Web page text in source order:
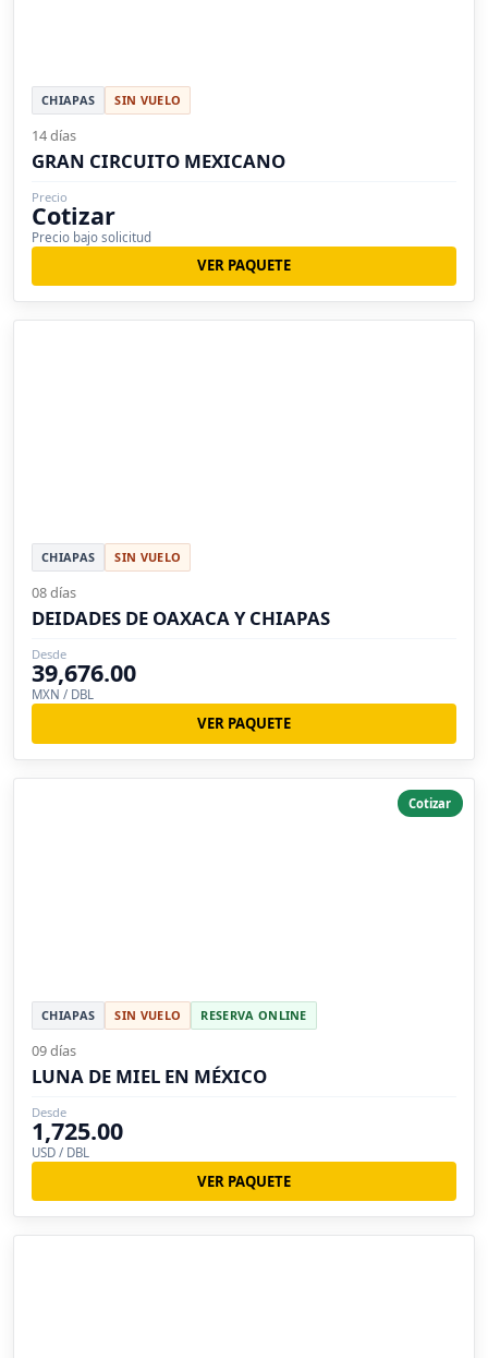
CHIAPAS SIN VUELO
14 días
GRAN CIRCUITO MEXICANO
Precio
Cotizar
Precio bajo solicitud
VER PAQUETE
CHIAPAS SIN VUELO
08 días
DEIDADES DE OAXACA Y CHIAPAS
Desde
39,676.00
MXN / DBL
VER PAQUETE
Cotizar
CHIAPAS SIN VUELO RESERVA ONLINE
09 días
LUNA DE MIEL EN MÉXICO
Desde
1,725.00
USD / DBL
VER PAQUETE